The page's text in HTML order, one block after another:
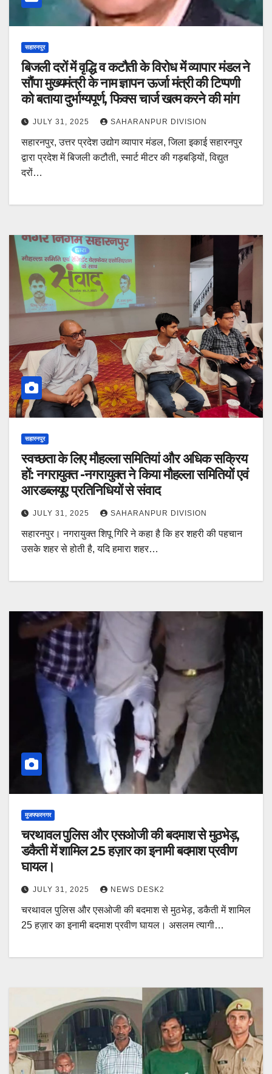
सहारनपुर
बिजली दरों में वृद्धि व कटौती के विरोध में व्यापार मंडल ने
सौंपा मुख्यमंत्री के नाम ज्ञापन ऊर्जा मंत्री की टिप्पणी
को बताया दुर्भाग्यपूर्ण, फिक्स चार्ज खत्म करने की मांग
JULY 31, 2025 SAHARANPUR DIVISION
सहारनपुर, उत्तर प्रदेश उद्योग व्यापार मंडल, जिला इकाई सहारनपुर
द्वारा प्रदेश में बिजली कटौती, स्मार्ट मीटर की गड़बड़ियों, विद्युत
दरों…
सहारनपुर
स्वच्छता के लिए मौहल्ला समितियां और अधिक सक्रिय
हों: नगरायुक्त -नगरायुक्त ने किया मौहल्ला समितियों एवं
आरडब्लयूए प्रतिनिधियों से संवाद
JULY 31, 2025 SAHARANPUR DIVISION
सहारनपुर। नगरायुक्त शिपू गिरि ने कहा है कि हर शहरी की पहचान
उसके शहर से होती है, यदि हमारा शहर…
मुजफ्फरनगर
चरथावल पुलिस और एसओजी की बदमाश से मुठभेड़,
डकैती में शामिल 25 हज़ार का इनामी बदमाश प्रवीण
घायल।
JULY 31, 2025 NEWS DESK2
चरथावल पुलिस और एसओजी की बदमाश से मुठभेड़, डकैती में शामिल
25 हज़ार का इनामी बदमाश प्रवीण घायल। असलम त्यागी…